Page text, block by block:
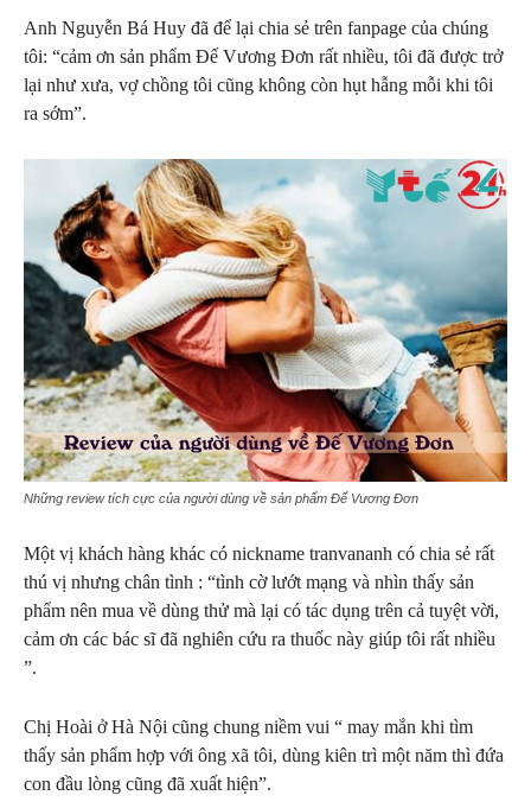
Anh Nguyễn Bá Huy đã để lại chia sẻ trên fanpage của chúng
tôi: “cảm ơn sản phẩm Đế Vương Đơn rất nhiều, tôi đã được trở
lại như xưa, vợ chồng tôi cũng không còn hụt hẫng mỗi khi tôi
ra sớm”.
Những review tích cực của người dùng về sản phẩm Đế Vương Đơn
Một vị khách hàng khác có nickname tranvananh có chia sẻ rất
thú vị nhưng chân tình : “tình cờ lướt mạng và nhìn thấy sản
phẩm nên mua về dùng thử mà lại có tác dụng trên cả tuyệt vời,
cảm ơn các bác sĩ đã nghiên cứu ra thuốc này giúp tôi rất nhiều
”.
Chị Hoài ở Hà Nội cũng chung niềm vui “ may mắn khi tìm
thấy sản phẩm hợp với ông xã tôi, dùng kiên trì một năm thì đứa
con đầu lòng cũng đã xuất hiện”.